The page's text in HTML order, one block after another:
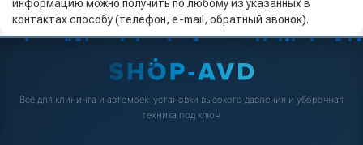
информацию можно получить по любому из указанных в
контактах способу (телефон, e-mail, обратный звонок).
Всё для клининга и автомоек: установки высокого давления и уборочная
техника под ключ.